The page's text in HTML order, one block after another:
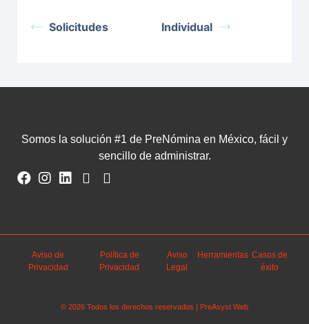
Solicitudes Individual
Somos la solución #1 de PreNómina en México, fácil y
sencillo de administrar.
Aviso de
Privacidad
Política de
Privacidad
Aviso
Legal
Herramientas Casos de
éxito
© 2026 Todos los derechos reservados | PreAsyst Web